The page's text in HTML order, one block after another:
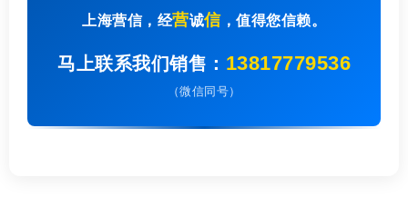
上海营信，经营诚信，值得您信赖。
马上联系我们销售： 13817779536
（微信同号）